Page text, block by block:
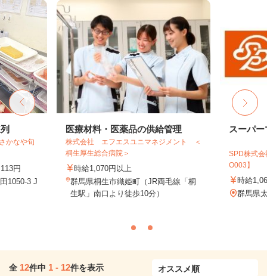
かなや旬
円
1050-3 J
医療材料・医薬品の供給管理
株式会社 エフエスユニマネジメント ＜
桐生厚生総合病院＞
時給1,070円以上
群馬県桐生市織姫町（JR両毛線「桐
生駅」南口より徒歩10分）
スーパ
SPD株式会
O003】
時給
群馬県
全 12件中 1 - 12件を表示